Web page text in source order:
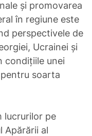
și promovarea
în regiune este
perspectivele de
Ucrainei și
condițiile unei
soarta
lucrurilor pe
Apărării al